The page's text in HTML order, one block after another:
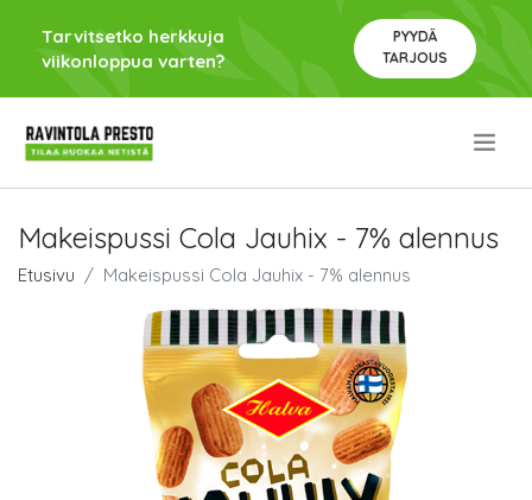
Tarvitsetko herkkuja
viikonloppua varten?
PYYDÄ
TARJOUS
Makeispussi Cola Jauhix - 7% alennus
Etusivu Makeispussi Cola Jauhix - 7% alennus